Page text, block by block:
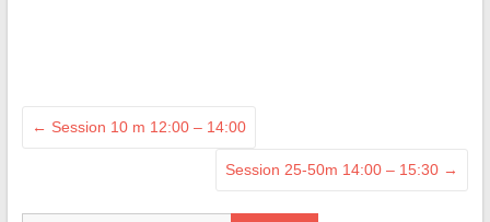
← Session 10 m 12:00 – 14:00
Session 25-50m 14:00 – 15:30 →